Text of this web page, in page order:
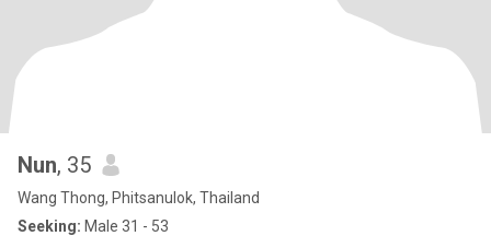
Nun, 35
Wang Thong, Phitsanulok, Thailand
Seeking: Male 31 - 53